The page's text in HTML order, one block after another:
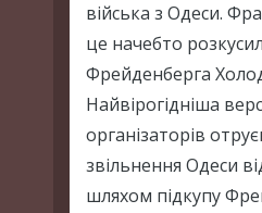
війська з Одеси.
це начебто
Фрейденберга
Найвірогідніша
організаторів
звільнення Одеси
шляхом підкупу